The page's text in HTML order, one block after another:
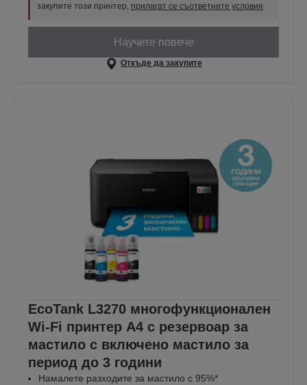
закупите този принтер, прилагат се съответните условия.
Научете повече
Откъде да закупите
EcoTank L3270 многофункционален
Wi-Fi принтер A4 с резервоар за
мастило с включено мастило за
период до 3 години
Намалете разходите за мастило с 95%*